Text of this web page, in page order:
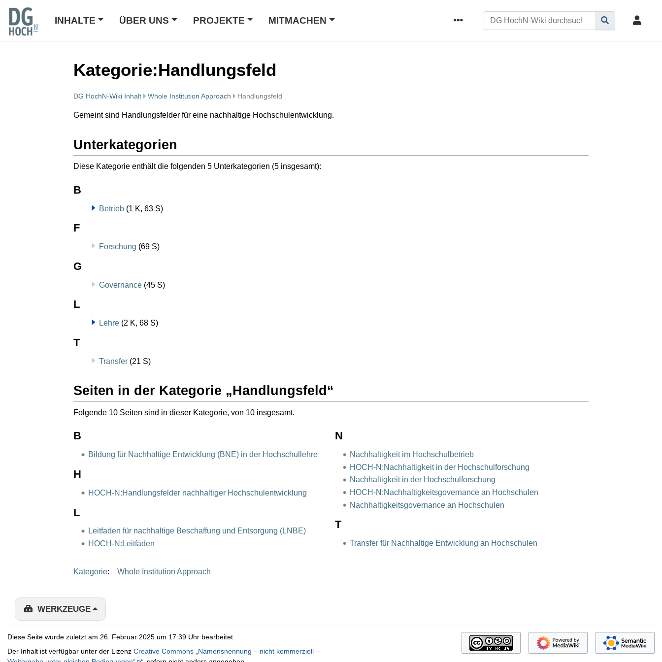
INHALTE ÜBER UNS PROJEKTE MITMACHEN
Kategorie:Handlungsfeld
DG HochN-Wiki Inhalt Whole Institution Approach Handlungsfeld
Wechseln zu: Navigation,Suche
Gemeint sind Handlungsfelder für eine nachhaltige Hochschulentwicklung.
Unterkategorien
Diese Kategorie enthält die folgenden 5 Unterkategorien (5 insgesamt):
B
Betrieb (1 K, 63 S)
F
Forschung (69 S)
G
Governance (45 S)
L
Lehre (2 K, 68 S)
T
Transfer (21 S)
Seiten in der Kategorie „Handlungsfeld“
Folgende 10 Seiten sind in dieser Kategorie, von 10 insgesamt.
B
Bildung für Nachhaltige Entwicklung (BNE) in der Hochschullehre
H
HOCH-N:Handlungsfelder nachhaltiger Hochschulentwicklung
L
Leitfaden für nachhaltige Beschaffung und Entsorgung (LNBE)
HOCH-N:Leitfäden
N
Nachhaltigkeit im Hochschulbetrieb
HOCH-N:Nachhaltigkeit in der Hochschulforschung
Nachhaltigkeit in der Hochschulforschung
HOCH-N:Nachhaltigkeitsgovernance an Hochschulen
Nachhaltigkeitsgovernance an Hochschulen
T
Transfer für Nachhaltige Entwicklung an Hochschulen
Kategorie: Whole Institution Approach
WERKZEUGE
Diese Seite wurde zuletzt am 26. Februar 2025 um 17:39 Uhr bearbeitet.
Der Inhalt ist verfügbar unter der Lizenz Creative Commons „Namensnennung – nicht kommerziell –